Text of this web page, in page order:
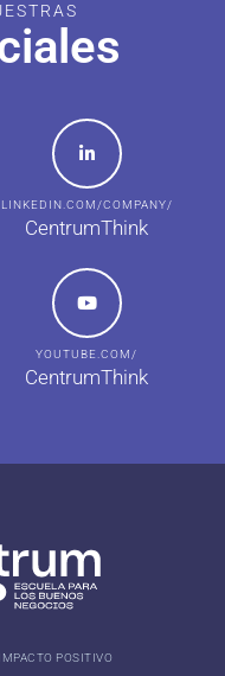
LINKEDIN.COM/COMPANY/
CentrumThink
YOUTUBE.COM/
CentrumThink
POSITIVO